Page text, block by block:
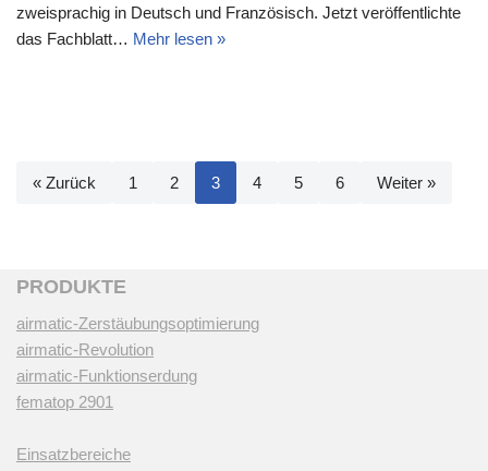
zweisprachig in Deutsch und Französisch. Jetzt veröffentlichte
das Fachblatt… Mehr lesen »
« Zurück 1 2 3 4 5 6 Weiter »
PRODUKTE
airmatic-Zerstäubungsoptimierung
airmatic-Revolution
airmatic-Funktionserdung
fematop 2901
Einsatzbereiche